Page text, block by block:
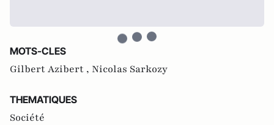
MOTS-CLES
Gilbert Azibert , Nicolas Sarkozy
THEMATIQUES
Société